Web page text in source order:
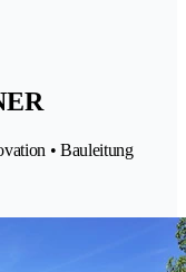
• Bauleitung